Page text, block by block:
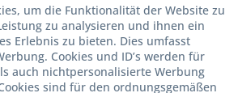
um die Funktionalität der Website zu
zu analysieren und ihnen ein
Erlebnis zu bieten. Dies umfasst
Cookies und ID’s werden für
auch nichtpersonalisierte Werbung
sind für den ordnungsgemäßen